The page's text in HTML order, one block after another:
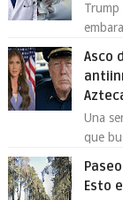
Trump
Asco
Una
que
Esto